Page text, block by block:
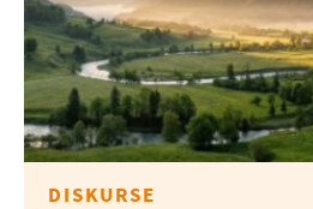
DISKURSE